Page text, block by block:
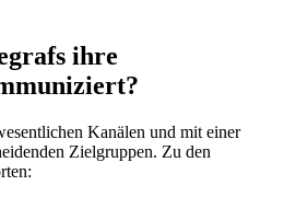
ihre
Kanälen und mit einer
Zielgruppen. Zu den